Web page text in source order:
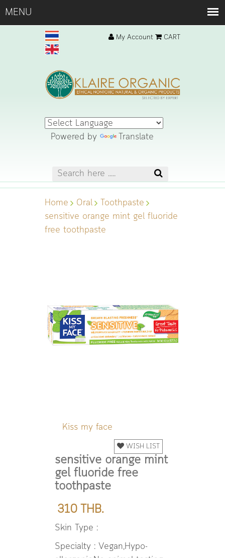
My Account CART
Powered by Translate
Home Oral
Toothpaste
sensitive orange mint gel fluoride
free toothpaste
Kiss my face
WISH LIST
sensitive orange mint
gel fluoride free
toothpaste
310 THB.
Skin Type :
Specialty : Vegan,Hypo-